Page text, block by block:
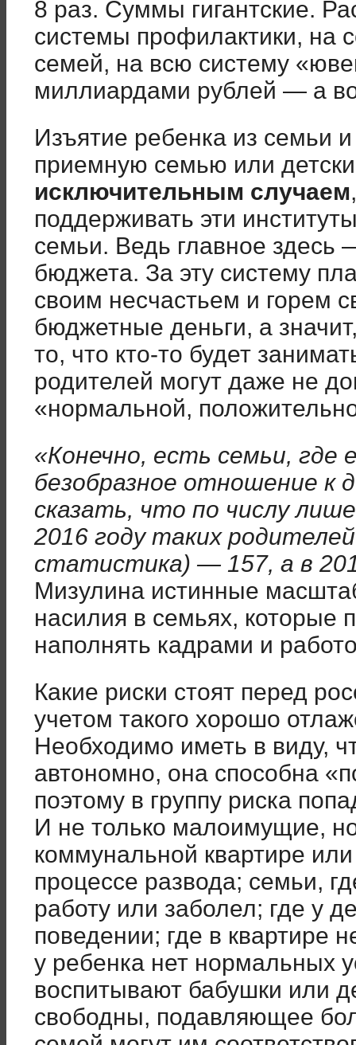
8 раз. Суммы гигантские.
системы профилактики, на
семей, на всю систему
миллиардами рублей — а
Изъятие ребенка из семьи
приемную семью или
исключительным случаем
поддерживать эти
семьи. Ведь главное здесь
бюджета. За эту систему
своим несчастьем и горем
бюджетные деньги, а
то, что кто-то будет
родителей могут даже не
«нормальной,
«Конечно, есть семьи, где
безобразное отношение к
сказать, что по числу
2016 году таких
статистика) — 157, а в
Мизулина истинные
насилия в семьях, которые
наполнять кадрами и
Какие риски стоят перед
учетом такого хорошо
Необходимо иметь в виду,
автономно, она способна
поэтому в группу риска
И не только малоимущие,
коммунальной квартире
процессе развода; семьи,
работу или заболел; где у
поведении; где в квартире
у ребенка нет нормальных
воспитывают бабушки или
свободны, подавляющее